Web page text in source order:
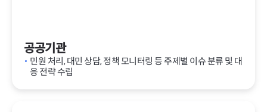
공공기관
민원 처리, 대민 상담, 정책 모니터링 등 주제별 이슈 분류 및 대
응 전략 수립